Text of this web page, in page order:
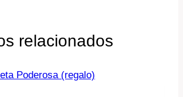
relacionados